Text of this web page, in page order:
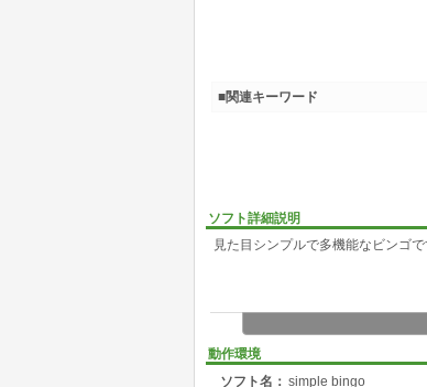
ソフト詳細説明
見た目シンプルで多機能なビンゴ
動作環境
ソフト名： simple bingo
■関連キーワード